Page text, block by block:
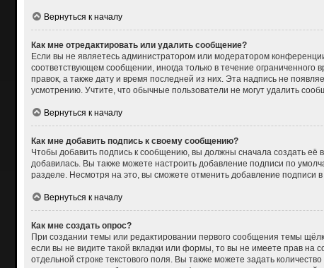
Вернуться к началу
Как мне отредактировать или удалить сообщение?
Если вы не являетесь администратором или модератором
соответствующем сообщении, иногда только в течение
правок, а также дату и время последней из них. Эта надпись не
усмотрению. Учтите, что обычные пользователи не могут удалить
Вернуться к началу
Как мне добавить подпись к своему сообщению?
Чтобы добавить подпись к сообщению, вы должны сначала создать
добавилась. Вы также можете настроить добавление подписи по
разделе. Несмотря на это, вы сможете отменить добавление подписи
Вернуться к началу
Как мне создать опрос?
При создании темы или редактировании первого сообщения темы
если вы не видите такой вкладки или формы, то вы не имеете прав на
отдельной строке текстового поля. Вы также можете задать